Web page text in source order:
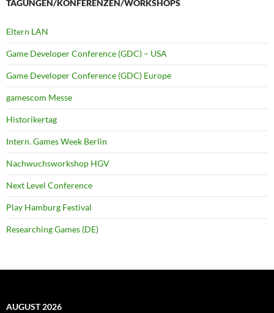
TAGUNGEN/KONFERENZEN/WORKSHOPS
Eltern LAN
Game Developer Conference (GDC) – USA
Game Developer Conference (GDC) Europe
gamescom Messe
Historikertag
Intern. Games Week Berlin
Nachwuchsworkshop HGV
Next Level Conference
Play Hamburg Festival
Researching Games (DE)
AUGUST 2026